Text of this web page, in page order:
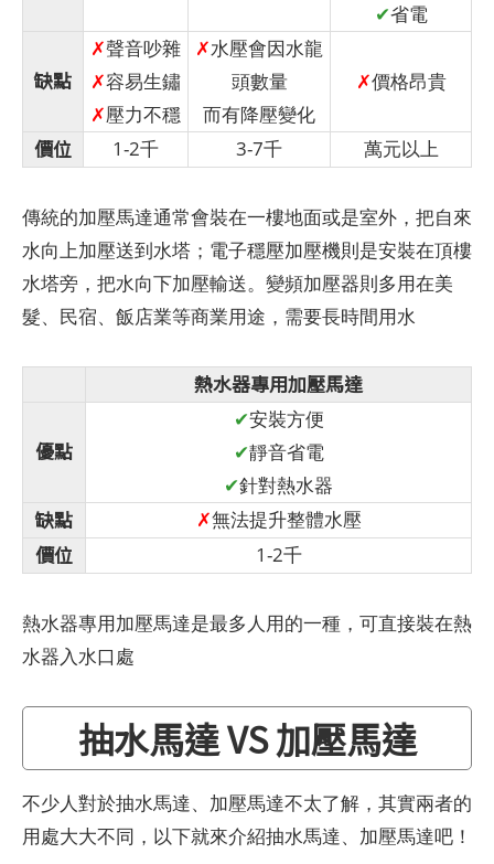
✔省電
缺點
✗聲音吵雜
✗容易生鏽
✗壓力不穩
✗水壓會因水龍
頭數量
而有降壓變化
✗價格昂貴
價位 1-2千 3-7千 萬元以上
傳統的加壓馬達通常會裝在一樓地面或是室外，把自來
水向上加壓送到水塔；電子穩壓加壓機則是安裝在頂樓
水塔旁，把水向下加壓輸送。變頻加壓器則多用在美
髮、民宿、飯店業等商業用途，需要長時間用水
熱水器專用加壓馬達
優點
✔安裝方便
✔靜音省電
✔針對熱水器
缺點 ✗無法提升整體水壓
價位 1-2千
熱水器專用加壓馬達是最多人用的一種，可直接裝在熱
水器入水口處
抽水馬達 VS 加壓馬達
不少人對於抽水馬達、加壓馬達不太了解，其實兩者的
用處大大不同，以下就來介紹抽水馬達、加壓馬達吧！